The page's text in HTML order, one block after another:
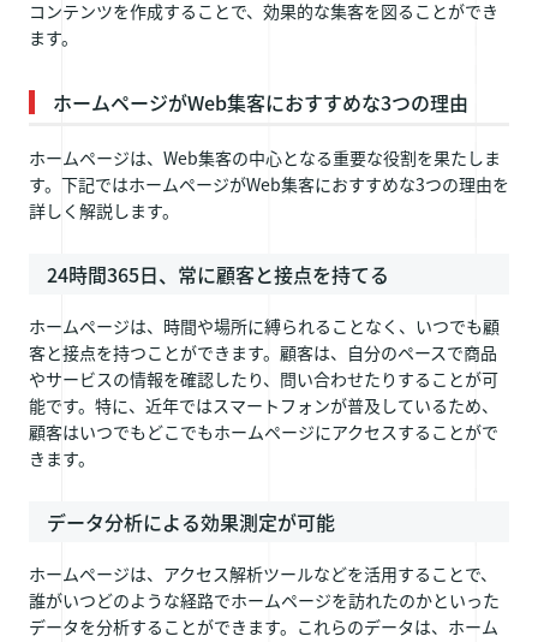
コンテンツを作成することで、効果的な集客を図ることができ
ます。
ホームページがWeb集客におすすめな3つの理由
ホームページは、Web集客の中心となる重要な役割を果たしま
す。下記ではホームページがWeb集客におすすめな3つの理由を
詳しく解説します。
24時間365日、常に顧客と接点を持てる
ホームページは、時間や場所に縛られることなく、いつでも顧
客と接点を持つことができます。顧客は、自分のペースで商品
やサービスの情報を確認したり、問い合わせたりすることが可
能です。特に、近年ではスマートフォンが普及しているため、
顧客はいつでもどこでもホームページにアクセスすることがで
きます。
データ分析による効果測定が可能
ホームページは、アクセス解析ツールなどを活用することで、
誰がいつどのような経路でホームページを訪れたのかといった
データを分析することができます。これらのデータは、ホーム